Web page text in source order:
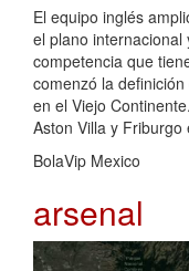
El equipo inglés
el plano internacional
competencia que
comenzó la
en el Viejo
Aston Villa y Friburgo
BolaVip Mexico
arsenal